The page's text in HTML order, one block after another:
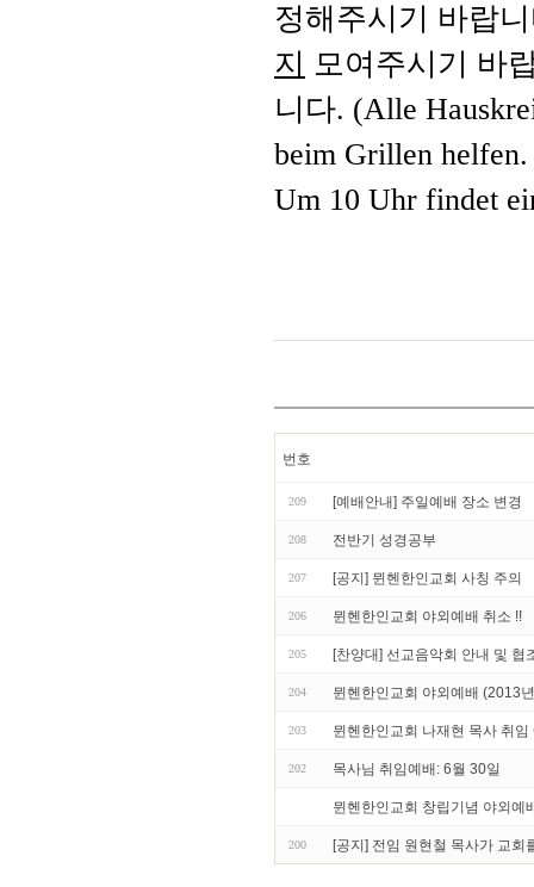
정해주시기 바랍
지
모여주시기 바
니다. (Alle
beim Grillen
Um 10 Uhr findet
번호
209 [예배안내] 주일예배 장소 변경
208 전반기 성경공부
207 [공지] 뮌헨한인교회 사칭 주의
206 뮌헨한인교회 야외예배 취소 !!
205 [찬양대] 선교음악회 안내 및 협
204 뮌헨한인교회 야외예배 (2013
203 뮌헨한인교회 나재현 목사 취
202 목사님 취임예배: 6월 30일
뮌헨한인교회 창립기념 야외예
200 [공지] 전임 원현철 목사가 교회